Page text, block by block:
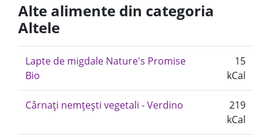
Alte alimente din categoria
Altele
Lapte de migdale Nature's Promise
Bio
15
kCal
Cârnați nemțești vegetali - Verdino
219
kCal